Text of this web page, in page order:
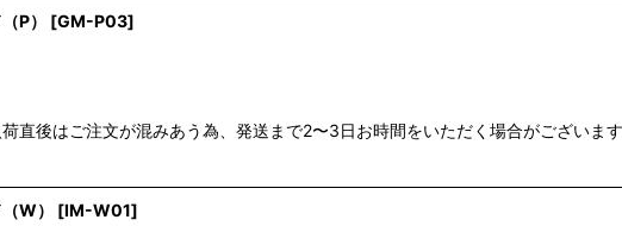
P） [GM-P03]
荷直後はご注文が混みあう為、発送まで2〜3日お時間をいただく場合がござい
W） [IM-W01]